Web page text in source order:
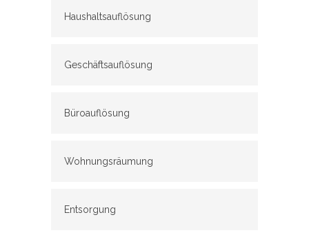
Haushaltsauflösung
Geschäftsauflösung
Büroauflösung
Wohnungsräumung
Entsorgung